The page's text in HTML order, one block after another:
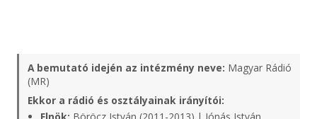
A bemutató idején az intézmény neve: Magyar Rádió
(MR)
Ekkor a rádió és osztályainak irányítói: